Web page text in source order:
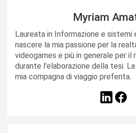
Myriam
Laureata in Informazione e sistemi
nascere la mia passione per la
videogames e più in generale per il
durante l'elaborazione della tesi.
mia compagna di viaggio preferita.